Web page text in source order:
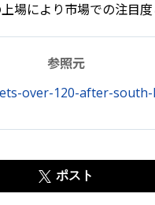
場により市場での注目
参照元
over-120-after-
ポスト